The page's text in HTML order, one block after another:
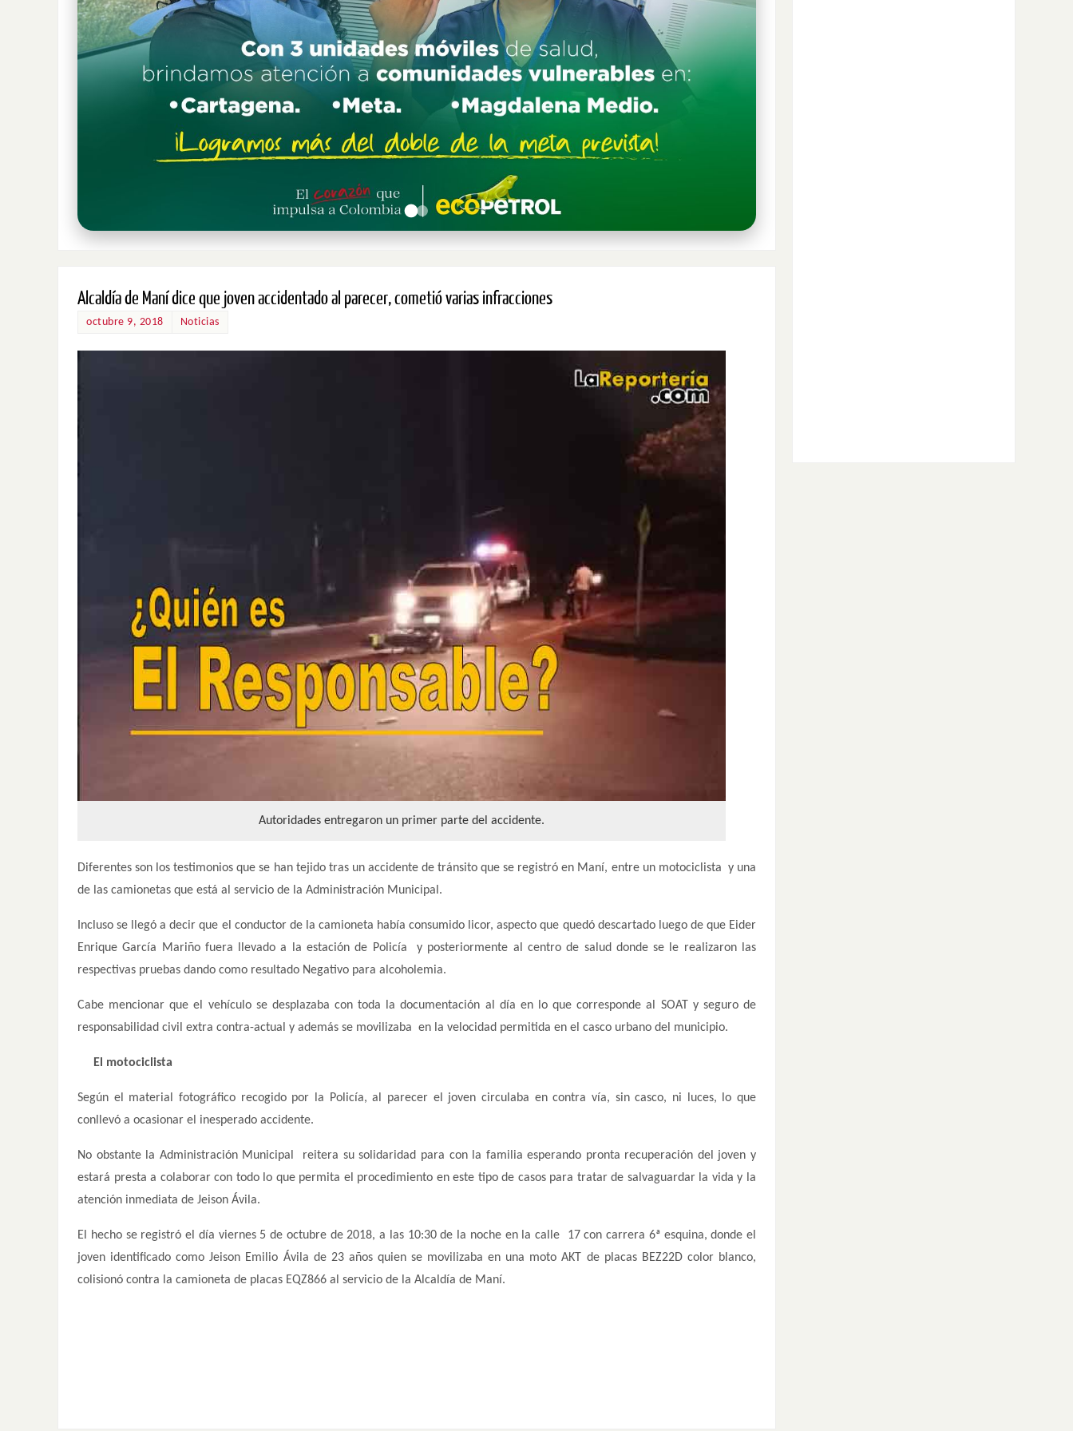
Alcaldía de Maní dice que joven accidentado al parecer, cometió varias infracciones
octubre 9, 2018 Noticias
Autoridades entregaron un primer parte del accidente.
Diferentes son los testimonios que se han tejido tras un accidente de tránsito que se registró en Maní, entre un motociclista y una
de las camionetas que está al servicio de la Administración Municipal.
Incluso se llegó a decir que el conductor de la camioneta había consumido licor, aspecto que quedó descartado luego de que Eider
Enrique García Mariño fuera llevado a la estación de Policía y posteriormente al centro de salud donde se le realizaron las
respectivas pruebas dando como resultado Negativo para alcoholemia.
Cabe mencionar que el vehículo se desplazaba con toda la documentación al día en lo que corresponde al SOAT y seguro de
responsabilidad civil extra contra-actual y además se movilizaba en la velocidad permitida en el casco urbano del municipio.
El motociclista
Según el material fotográfico recogido por la Policía, al parecer el joven circulaba en contra vía, sin casco, ni luces, lo que
conllevó a ocasionar el inesperado accidente.
No obstante la Administración Municipal reitera su solidaridad para con la familia esperando pronta recuperación del joven y
estará presta a colaborar con todo lo que permita el procedimiento en este tipo de casos para tratar de salvaguardar la vida y la
atención inmediata de Jeison Ávila.
El hecho se registró el día viernes 5 de octubre de 2018, a las 10:30 de la noche en la calle 17 con carrera 6ª esquina, donde el
joven identificado como Jeison Emilio Ávila de 23 años quien se movilizaba en una moto AKT de placas BEZ22D color blanco,
colisionó contra la camioneta de placas EQZ866 al servicio de la Alcaldía de Maní.